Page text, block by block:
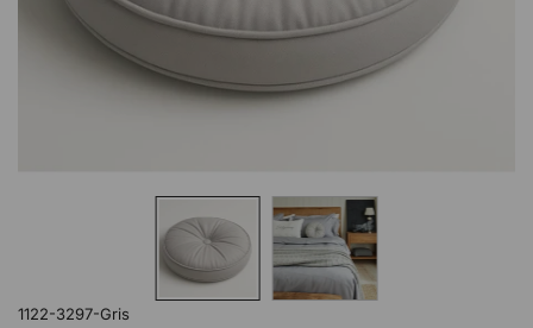
1122-3297-Gris